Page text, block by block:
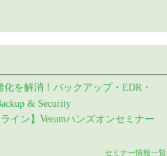
化を解消！バックアップ・EDR・
& Security
ライン】Veeamハンズオンセミナー
セミナー情報一覧